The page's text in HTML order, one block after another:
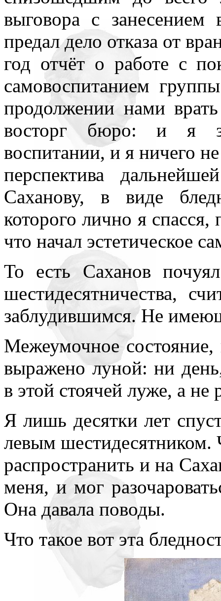
выговора с
предал дело отказа от
год отчёт о работе с
самовоспитанием
продолжении нами
восторг бюро: и я
воспитании, и я ничего
перспектива
Саханову, в виде
которого лично я
что начал эстетическое
То есть Саханов
шестидесятничества,
заблудившимся. Не
Межеумочное состояние,
выражено луной: ни
в этой стоячей луже, а не
Я лишь десятки лет
левым шестидесятником.
распространить и на
меня, и мог
Она давала поводы.
Что такое вот эта